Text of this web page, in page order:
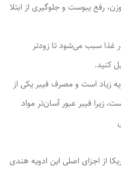
رفع یبوست و جلوگیری از ابتلا
غذا سبب می‌شود تا زودتر
کنید.
زیاد است و مصرف فیبر یکی از
فیبر عبور آسان‌تر مواد
از اجزای اصلی این ادویه هندی